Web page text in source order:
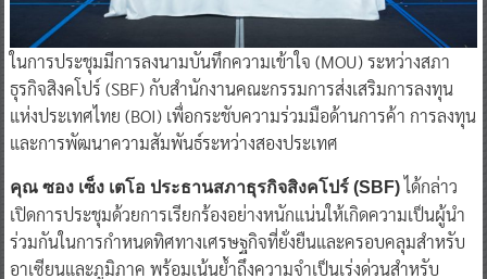
ในการประชุมมีการลงนามบันทึกความเข้าใจ (MOU) ระหว่างสภา
ธุรกิจสิงคโปร์ (SBF) กับสำนักงานคณะกรรมการส่งเสริมการลงทุน
แห่งประเทศไทย (BOI) เพื่อกระชับความร่วมมือด้านการค้า การลงทุน
และการพัฒนาความสัมพันธ์ระหว่างสองประเทศ
คุณ ซอง เซ็ง เตโอ ประธานสภาธุรกิจสิงคโปร์ (SBF)ได้กล่าว
เปิดการประชุมด้วยการเรียกร้องอย่างหนักแน่นให้เกิดความเป็นผู้นำ
ร่วมกันในการกำหนดทิศทางเศรษฐกิจที่ยั่งยืนและครอบคลุมสำหรับ
อาเซียนและภูมิภาค พร้อมเน้นย้ำถึงความจำเป็นเร่งด่วนสำหรับ